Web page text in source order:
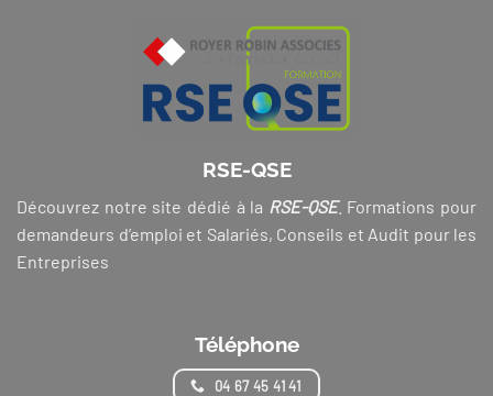
RSE-QSE
Découvrez notre site dédié à la RSE-QSE. Formations pour
demandeurs d’emploi et Salariés, Conseils et Audit pour les
Entreprises
Téléphone
04 67 45 41 41